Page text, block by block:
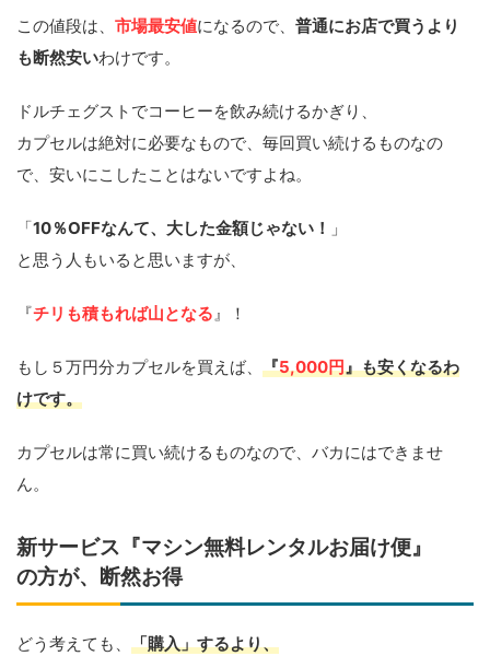
この値段は、 市場最安値になるので、 普通にお店で買うより
も断然安いわけです。
ドルチェグストでコーヒーを飲み続けるかぎり、
カプセルは絶対に必要なもので、毎回買い続けるものなの
で、安いにこしたことはないですよね。
「10％OFFなんて、大した金額じゃない！ 」
と思う人もいると思いますが、
『チリも積もれば山となる』！
もし５万円分カプセルを買えば、 『5,000円』も安くなるわ
けです。
カプセルは常に買い続けるものなので、バカにはできませ
ん。
新サービス『マシン無料レンタルお届け便』
の方が、断然お得
どう考えても、 「購入」するより、